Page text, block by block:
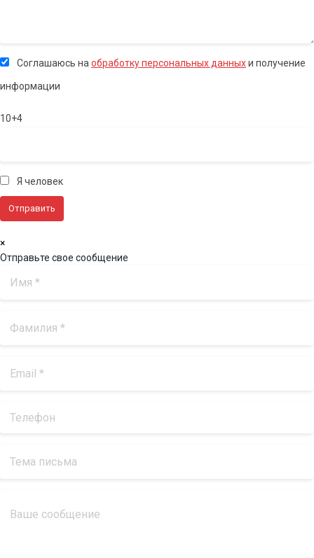
Соглашаюсь наобработку персональных данныхи получение
информации
10+4
Я человек
×
Отправьте свое сообщение